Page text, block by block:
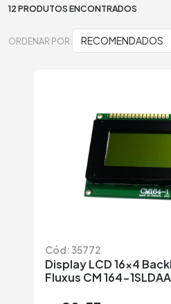
12 PRODUTOS ENCONTRADOS
ORDENAR POR:
Cód: 35772
Display LCD 16×4
Fluxus CM 164-